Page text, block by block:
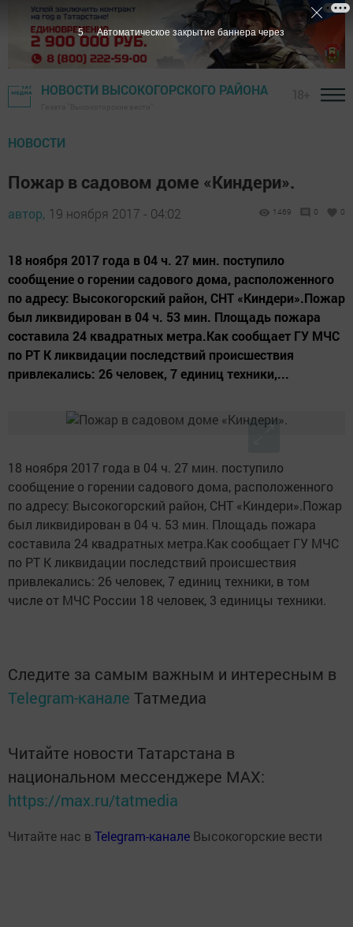
НОВОСТИ ВЫСОКОГОРСКОГО РАЙОНА
НОВОСТИ
Пожар в садовом доме «Киндери».
автор, 19 ноября 2017 - 04:02 1469 0 0
18 ноября 2017 года в 04 ч. 27 мин. поступило
сообщение о горении садового дома, расположенного
по адресу: Высокогорский район, СНТ «Киндери».Пожар
был ликвидирован в 04 ч. 53 мин. Площадь пожара
составила 24 квадратных метра.Как сообщает ГУ МЧС
по РТ К ликвидации последствий происшествия
привлекались: 26 человек, 7 единиц техники,...
18 ноября 2017 года в 04 ч. 27 мин. поступило
сообщение о горении садового дома, расположенного
по адресу: Высокогорский район, СНТ «Киндери».Пожар
был ликвидирован в 04 ч. 53 мин. Площадь пожара
составила 24 квадратных метра.Как сообщает ГУ МЧС
по РТ К ликвидации последствий происшествия
привлекались: 26 человек, 7 единиц техники, в том
числе от МЧС России 18 человек, 3 единицы техники.
Следите за самым важным и интересным в
Telegram-канале Татмедиа
Читайте новости Татарстана в
национальном мессенджере MАХ:
https://max.ru/tatmedia
Читайте нас в Telegram-канале Высокогорские вести
4 Автоматическое закрытие баннера через